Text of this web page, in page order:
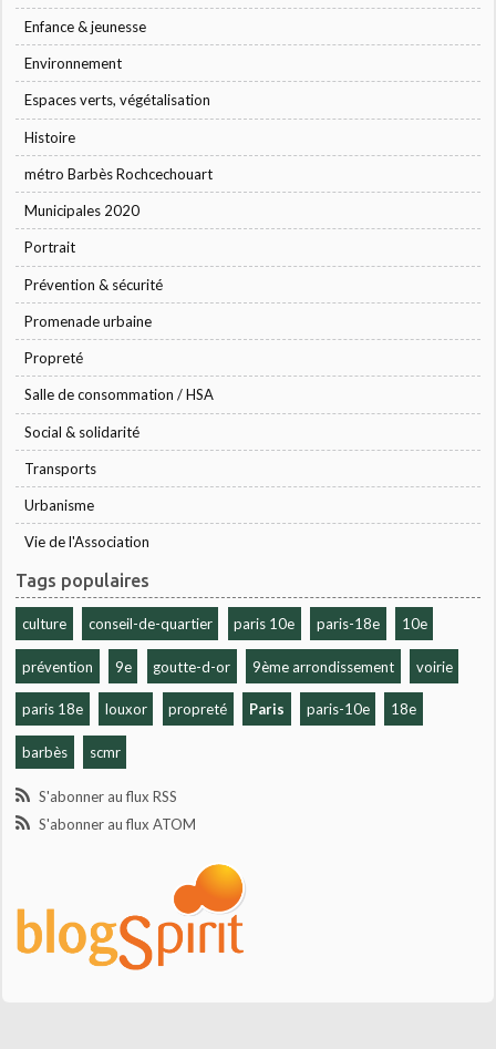
Enfance & jeunesse
Environnement
Espaces verts, végétalisation
Histoire
métro Barbès Rochcechouart
Municipales 2020
Portrait
Prévention & sécurité
Promenade urbaine
Propreté
Salle de consommation / HSA
Social & solidarité
Transports
Urbanisme
Vie de l'Association
Tags populaires
culture conseil-de-quartier paris 10e paris-18e 10e
prévention 9e goutte-d-or 9ème arrondissement voirie
paris 18e louxor propreté Paris paris-10e 18e
barbès scmr
S'abonner au flux RSS
S'abonner au flux ATOM